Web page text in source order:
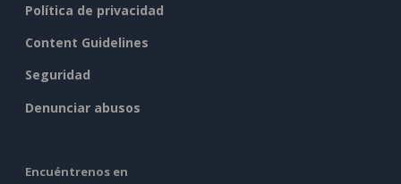
Política de privacidad
Content Guidelines
Seguridad
Denunciar abusos
Encuéntrenos en